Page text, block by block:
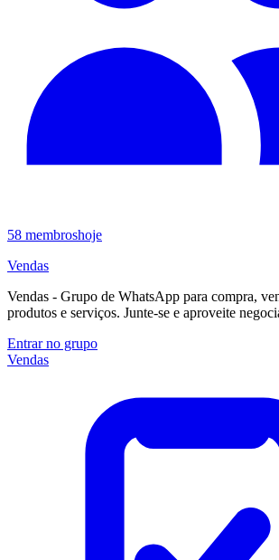
58 membroshoje
Vendas
Vendas - Grupo de WhatsApp para compra,
produtos e serviços. Junte-se e aproveite
Entrar no grupo
Vendas